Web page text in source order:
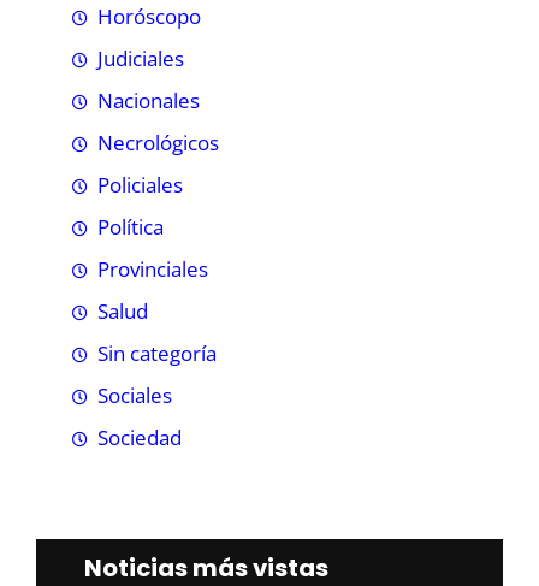
Horóscopo
Judiciales
Nacionales
Necrológicos
Policiales
Política
Provinciales
Salud
Sin categoría
Sociales
Sociedad
Noticias más vistas